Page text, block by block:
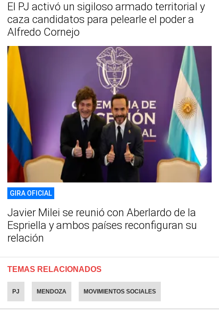
El PJ activó un sigiloso armado territorial y
caza candidatos para pelearle el poder a
Alfredo Cornejo
GIRA OFICIAL
Javier Milei se reunió con Aberlardo de la
Espriella y ambos países reconfiguran su
relación
TEMAS RELACIONADOS
PJ MENDOZA MOVIMIENTOS SOCIALES